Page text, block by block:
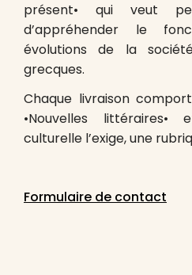
présent• qui veut
d’appréhender le
évolutions de la
grecques.
Chaque livraison
•Nouvelles littéraires•
culturelle l’exige, une
Formulaire de contact